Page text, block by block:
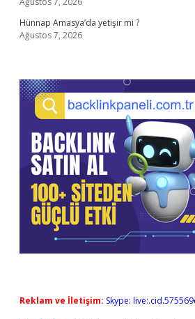
Hünnap Amasya’da yetişir mi ?
Ağustos 7, 2026
Reklam ve İletişim: Skype: